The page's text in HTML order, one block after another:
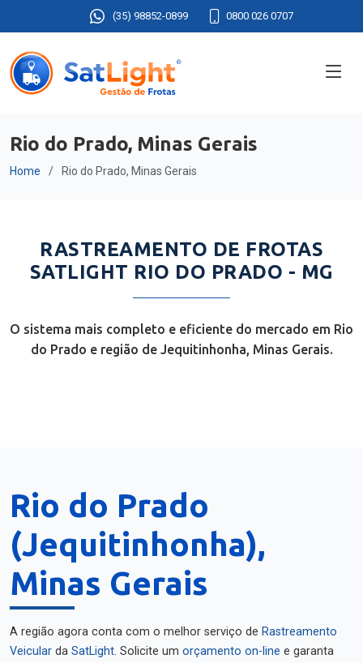
(35) 98852-0899 0800 026 0707
Rio do Prado, Minas Gerais
Home Rio do Prado, Minas Gerais
RASTREAMENTO DE FROTAS
SATLIGHT RIO DO PRADO - MG
O sistema mais completo e eficiente do mercado em Rio
do Prado e região de Jequitinhonha, Minas Gerais.
Rio do Prado
(Jequitinhonha),
Minas Gerais
A região agora conta com o melhor serviço de Rastreamento
Veicular da SatLight. Solicite um orçamento on-line e garanta